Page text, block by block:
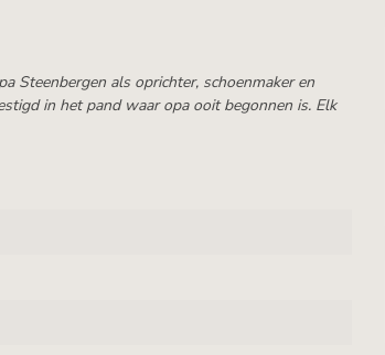
Steenbergen als oprichter, schoenmaker en
in het pand waar opa ooit begonnen is. Elk